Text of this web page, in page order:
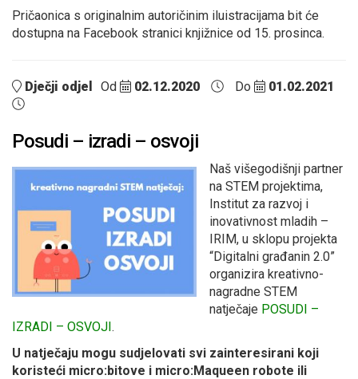
Pričaonica s originalnim autoričinim iluistracijama bit će
dostupna na Facebook stranici knjižnice od 15. prosinca.
Dječji odjel Od 02.12.2020 Do 01.02.2021
Posudi – izradi – osvoji
Naš višegodišnji partner
na STEM projektima,
Institut za razvoj i
inovativnost mladih –
IRIM, u sklopu projekta
“Digitalni građanin 2.0”
organizira kreativno-
nagradne STEM
natječaje POSUDI –
IZRADI – OSVOJI.
U natječaju mogu sudjelovati svi zainteresirani koji
koristeći micro:bitove i micro:Maqueen robote ili